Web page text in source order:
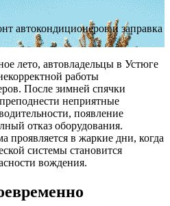
автокондиционеров и заправка
лето, автовладельцы в Устюге
работы
После зимней спячки
неприятные
появление
отказ оборудования.
проявляется в жаркие дни, когда
системы становится
вождения.